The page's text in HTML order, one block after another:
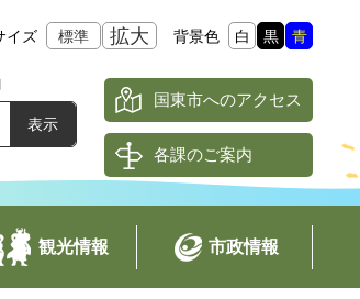
イズ 標準 拡大 背景色 白 黒 青
国東市へのアクセス
各課のご案内
観光情報 市政情報